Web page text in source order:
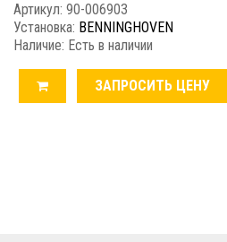
Артикул: 90-006903
Установка: BENNINGHOVEN
Наличие: Есть в наличии
ЗАПРОСИТЬ ЦЕНУ